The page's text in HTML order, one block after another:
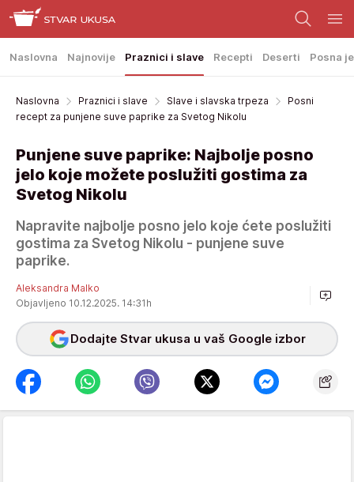
Naslovna Najnovije Praznici i slave Recepti Deserti Posna
Naslovna Praznici i slave Slave i slavska trpeza
Posni
recept za punjene suve paprike za Svetog Nikolu
Punjene suve paprike: Najbolje posno
jelo koje možete poslužiti gostima za
Svetog Nikolu
Napravite najbolje posno jelo koje ćete poslužiti
gostima za Svetog Nikolu - punjene suve
paprike.
Aleksandra Malko
Objavljeno 10.12.2025. 14:31h
Dodajte Stvar ukusa u vaš Google izbor